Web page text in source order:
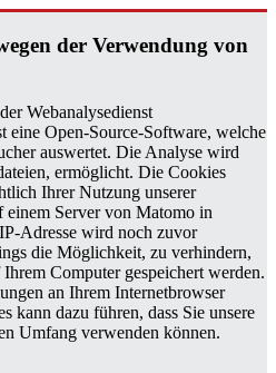
der Ver­wen­dung von
Webanalysedienst
eine Open-Source-Software, welche
auswertet. Die Analyse wird
ermöglicht. Die Cookies
Ihrer Nutzung unserer
einem Server von Matomo in
Adresse wird noch zuvor
die Möglichkeit, zu verhindern,
Computer gespeichert werden.
an Ihrem Internetbrowser
kann dazu führen, dass Sie unsere
Umfang verwenden können.